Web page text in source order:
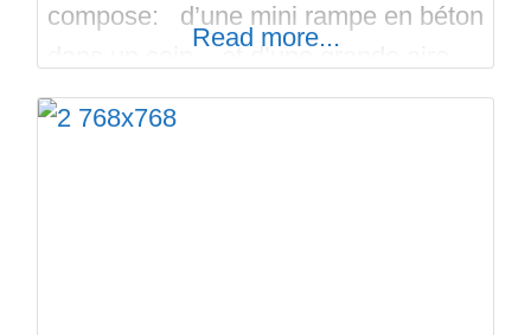
compose: d’une mini rampe en béton
dans un coin, et d’une grande aire
de street bien fournie avec des
palettes a manuals, des rails, une
Read more...